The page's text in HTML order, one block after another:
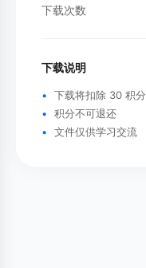
下载次数
下载说明
下载将扣除 30 积分
积分不可退还
文件仅供学习交流